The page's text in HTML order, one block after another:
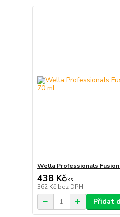
Wella Professionals
438 Kč/ks
362 Kč bez DPH
Přidat